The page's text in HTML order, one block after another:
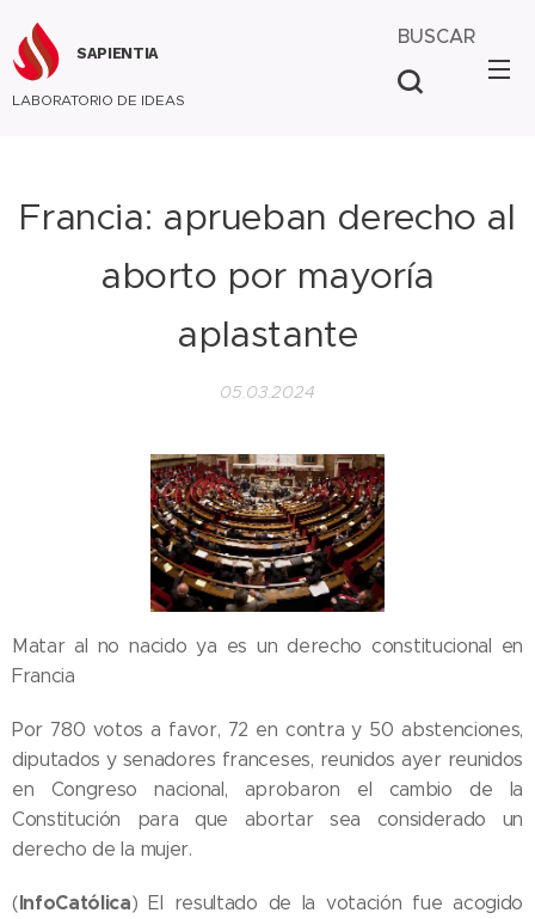
SAPIENTIA
LABORATORIO DE IDEAS
BUSCAR
Francia: aprueban derecho al
aborto por mayoría
aplastante
05.03.2024
Matar al no nacido ya es un derecho constitucional en
Francia
Por 780 votos a favor, 72 en contra y 50 abstenciones,
diputados y senadores franceses, reunidos ayer reunidos
en Congreso nacional, aprobaron el cambio de la
Constitución para que abortar sea considerado un
derecho de la mujer.
(InfoCatólica) El resultado de la votación fue acogido